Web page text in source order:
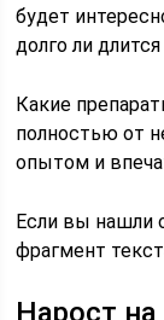
будет
долго ли
Какие
полностью от
опытом и
Если вы нашли
фрагмент
Нарост на